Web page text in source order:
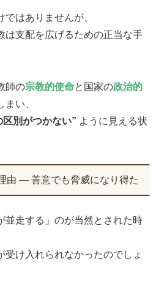
はありませんが、
は支配を広げるための正当な手
師の宗教的使命と国家の政治的
い、
区別がつかない” ように見える状
由 ― 善意でも脅威になり得た
並走する」のが当然とされた時
受け入れられなかったのでしょ